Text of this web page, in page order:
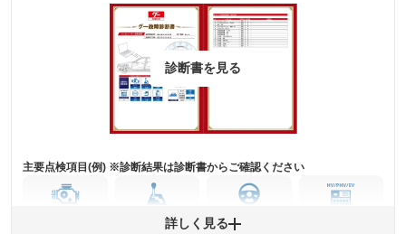
詳細は鑑定書をご確認ください。
※グー鑑定は保証サービスではございません。購入時は必ず現車をご確認
※実際にお渡しするコンディションチェックシートにつきましては、形式
※グー鑑定の評価はあくまでも記載している鑑定日の鑑定結果となりま
診断書を見る
主要点検項目(例) ※診断結果は診断書からご確認ください
ミッション
ステアリング
詳しく見る